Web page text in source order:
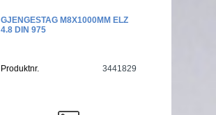
GJENGESTAG M8X1000MM ELZ
4.8 DIN 975
Produktnr. 3441829